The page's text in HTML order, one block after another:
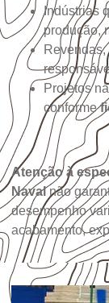
Indústrias
produção,
Projetos
conforme
Atenção à
Navalnão
desempenho
acabamento,